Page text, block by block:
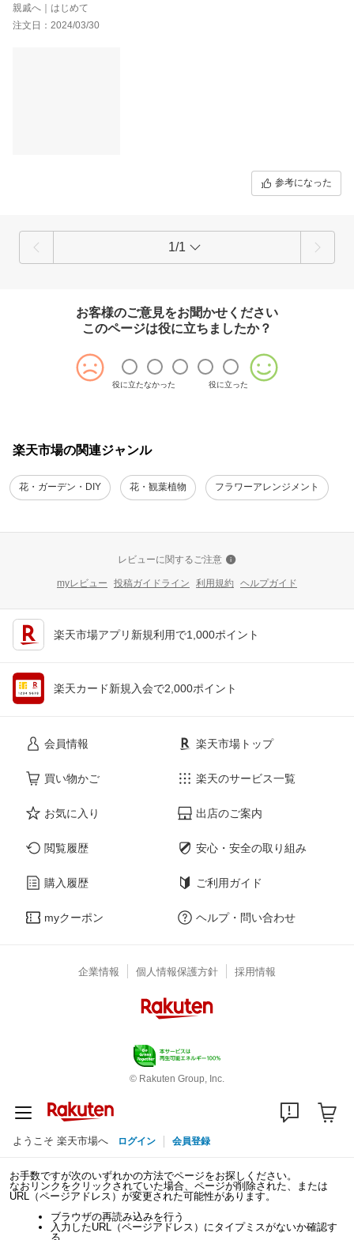
親戚へ｜はじめて
注文日：2024/03/30
参考になった
1/1
お客様のご意見をお聞かせください
このページは役に立ちましたか？
役に立たなかった 役に立った
楽天市場の関連ジャンル
花・ガーデン・DIY 花・観葉植物 フラワーアレンジメント
レビューに関するご注意
myレビュー 投稿ガイドライン 利用規約 ヘルプガイド
楽天市場アプリ新規利用で1,000ポイント
楽天カード新規入会で2,000ポイント
会員情報
買い物かご
お気に入り
閲覧履歴
購入履歴
myクーポン
楽天市場トップ
楽天のサービス一覧
出店のご案内
安心・安全の取り組み
ご利用ガイド
ヘルプ・問い合わせ
企業情報 個人情報保護方針 採用情報
© Rakuten Group, Inc.
ようこそ 楽天市場へ ログイン 会員登録
お手数ですが次のいずれかの方法でページをお探しください。
なおリンクをクリックされていた場合、ページが削除された、または
URL（ページアドレス）が変更された可能性があります。
ブラウザの再読み込みを行う
入力したURL（ページアドレス）にタイプミスがないか確認す
る